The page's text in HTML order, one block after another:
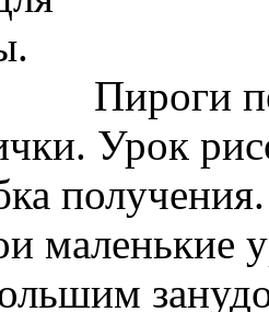
Пироги
Урок
маленькие